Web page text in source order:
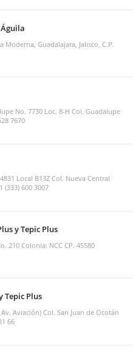
Moderna, Guadalajara, Jalisco, C.P.
No. 7730 Loc. 8-H Col. Guadalupe
7670
Local B13Z Col. Nueva Central
(333) 600 3007
y Tepic Plus
210 Colonia: NCC CP. 45580
Tepic Plus
Aviación) Col. San Juan de Ocotán
66